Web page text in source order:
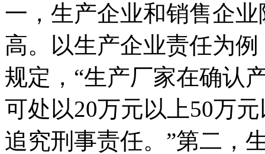
一，生产企业和销售企
高。以生产企业责任为
规定，“生产厂家在确认
可处以20万元以上50万
追究刑事责任。”第二，